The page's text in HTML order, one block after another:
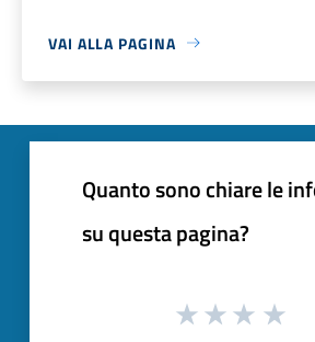
VAI ALLA PAGINA
Quanto sono chiare le
su questa pagina?